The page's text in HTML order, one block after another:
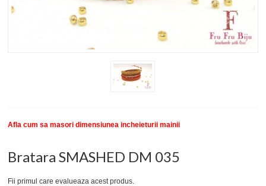
COLECTII BRATARI
Afla cum sa masori dimensiunea incheieturii mainii
Bratara SMASHED DM 035
Fii primul care evalueaza acest produs.